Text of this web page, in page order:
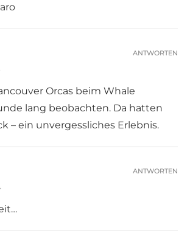
Orcas beim Whale
lang beobachten. Da hatten
– ein unvergessliches Erlebnis.
ANTWORTEN
ANTWORTEN